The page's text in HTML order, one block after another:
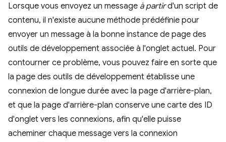
Lorsque vous envoyez un message à partird'un script de
contenu, il n'existe aucune méthode prédéfinie pour
envoyer un message à la bonne instance de page des
outils de développement associée à l'onglet actuel. Pour
contourner ce problème, vous pouvez faire en sorte que
la page des outils de développement établisse une
connexion de longue durée avec la page d'arrière-plan,
et que la page d'arrière-plan conserve une carte des ID
d'onglet vers les connexions, afin qu'elle puisse
acheminer chaque message vers la connexion